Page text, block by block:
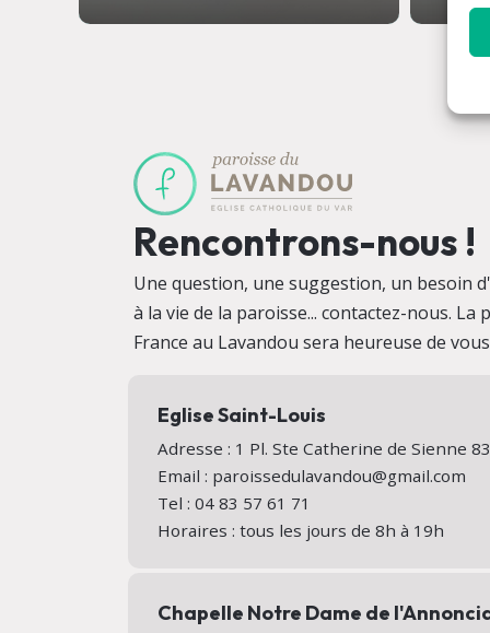
Rencontrons-nous !
Une question, une suggestion, un besoin
à la vie de la paroisse... contactez-nous. La
France au Lavandou sera heureuse de
Eglise Saint-Louis
Adresse : 1 Pl. Ste Catherine de Sienne
Email : paroissedulavandou@gmail.com
Tel : 04 83 57 61 71
Horaires : tous les jours de 8h à 19h
Chapelle Notre Dame de